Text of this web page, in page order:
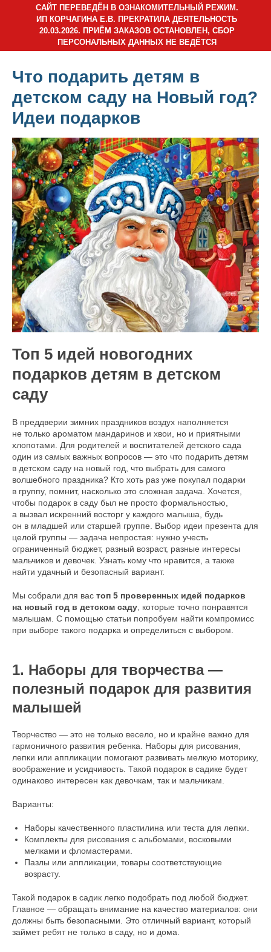
САЙТ ПЕРЕВЕДЁН В ОЗНАКОМИТЕЛЬНЫЙ РЕЖИМ.
ИП КОРЧАГИНА Е.В. ПРЕКРАТИЛА ДЕЯТЕЛЬНОСТЬ
20.03.2026. ПРИЁМ ЗАКАЗОВ ОСТАНОВЛЕН, СБОР
ПЕРСОНАЛЬНЫХ ДАННЫХ НЕ ВЕДЁТСЯ
Что подарить детям в
детском саду на Новый год?
Идеи подарков
Топ 5 идей новогодних
подарков детям в детском
саду
В преддверии зимних праздников воздух наполняется
не только ароматом мандаринов и хвои, но и приятными
хлопотами. Для родителей и воспитателей детского сада
один из самых важных вопросов — это что подарить детям
в детском саду на новый год, что выбрать для самого
волшебного праздника? Кто хоть раз уже покупал подарки
в группу, помнит, насколько это сложная задача. Хочется,
чтобы подарок в саду был не просто формальностью,
а вызвал искренний восторг у каждого малыша, будь
он в младшей или старшей группе. Выбор идеи презента для
целой группы — задача непростая: нужно учесть
ограниченный бюджет, разный возраст, разные интересы
мальчиков и девочек. Узнать кому что нравится, а также
найти удачный и безопасный вариант.
Мы собрали для вас топ 5 проверенных идей подарков
на новый год в детском саду , которые точно понравятся
малышам. С помощью статьи попробуем найти компромисс
при выборе такого подарка и определиться с выбором.
1. Наборы для творчества —
полезный подарок для развития
малышей
Творчество — это не только весело, но и крайне важно для
гармоничного развития ребенка. Наборы для рисования,
лепки или аппликации помогают развивать мелкую моторику,
воображение и усидчивость. Такой подарок в садике будет
одинаково интересен как девочкам, так и мальчикам.
Варианты:
Наборы качественного пластилина или теста для лепки.
Комплекты для рисования с альбомами, восковыми
мелками и фломастерами.
Пазлы или аппликации, товары соответствующие
возрасту.
Такой подарок в садик легко подобрать под любой бюджет.
Главное — обращать внимание на качество материалов: они
должны быть безопасными. Это отличный вариант, который
займет ребят не только в саду, но и дома.